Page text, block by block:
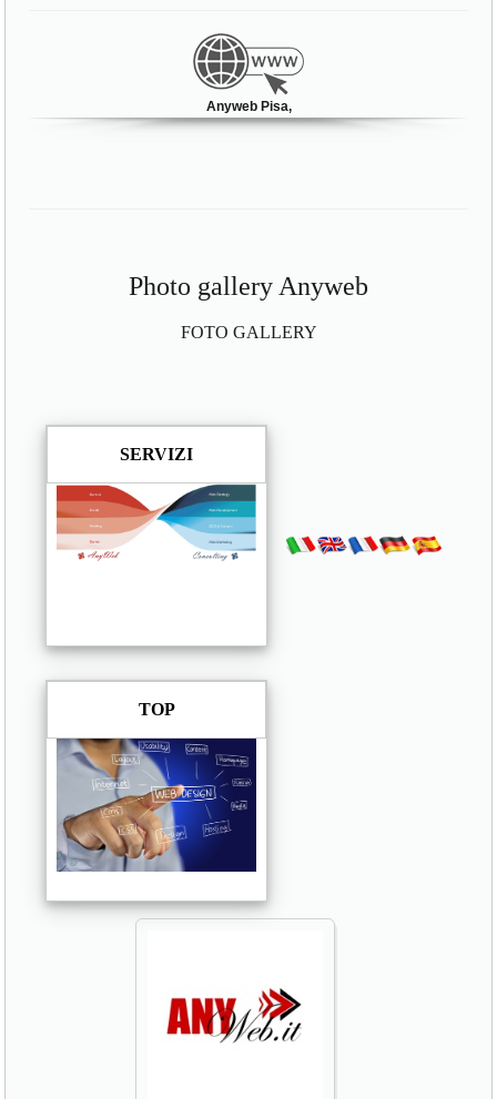
Anyweb Pisa,
Photo gallery Anyweb
FOTO GALLERY
SERVIZI
TOP